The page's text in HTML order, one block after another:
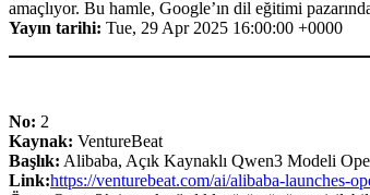
amaçlıyor. Bu hamle, Google’ın dil eğitimi
Yayın tarihi: Tue, 29 Apr 2025 16:00:00 +0000
No: 2
Kaynak: VentureBeat
Başlık: Alibaba, Açık Kaynaklı Qwen3 Modeli
Link:https://venturebeat.com/ai/alibaba-launches-